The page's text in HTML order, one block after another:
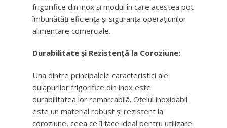
frigorifice din inox și modul în care acestea pot
îmbunătăți eficiența și siguranța operațiunilor
alimentare comerciale.
Durabilitate și Rezistență la Coroziune:
Una dintre principalele caracteristici ale
dulapurilor frigorifice din inox este
durabilitatea lor remarcabilă. Oțelul inoxidabil
este un material robust și rezistent la
coroziune, ceea ce îl face ideal pentru utilizare